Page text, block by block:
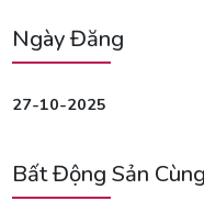
Ngày Đăng
27-10-2025
Bất Động Sản